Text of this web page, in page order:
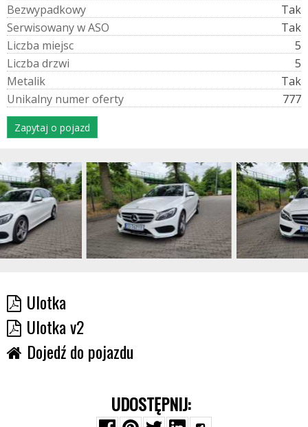
Bezwypadkowy
Tak
SerwisowanywASO
Tak
Liczba miejsc
5
Liczba drzwi
5
Metalik
Tak
Unikalny numeroferty 777
Zapytaj o pojazd
Ulotka
Ulotka v2
Dojedź do pojazdu
UDOSTĘPNIJ: